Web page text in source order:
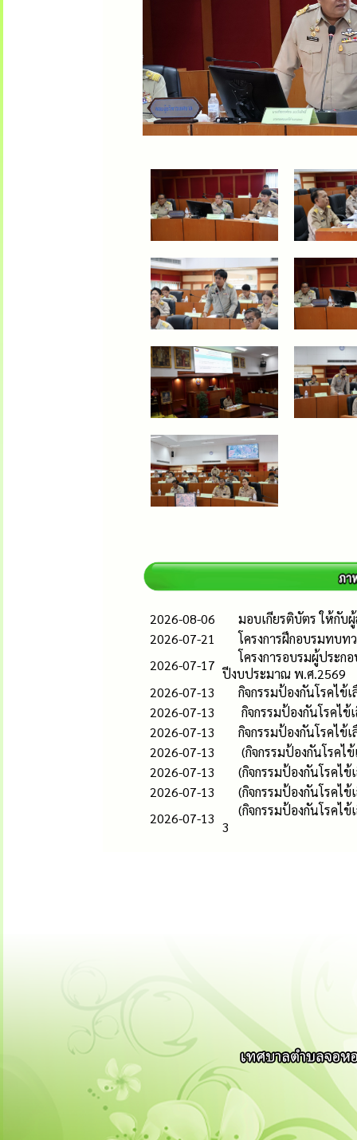
2026-08-06
มอบเกียรติบัตร ให้กับ
2026-07-21
โครงการฝึกอบรมทบ
2026-07-17
โครงการอบรมผู้ประ
ปีงบประมาณ พ.ศ.2569
2026-07-13
กิจกรรมป้องกันโรคไ
2026-07-13
กิจกรรมป้องกันโรคไ
2026-07-13
กิจกรรมป้องกันโรคไ
2026-07-13
(กิจกรรมป้องกันโรค
2026-07-13
(กิจกรรมป้องกันโรคไ
2026-07-13
(กิจกรรมป้องกันโรค
2026-07-13
(กิจกรรมป้องกันโรค
3